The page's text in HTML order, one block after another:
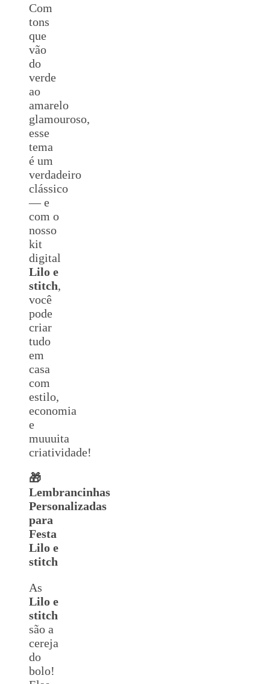
Com
tons
que
vão
do
verde
ao
amarelo
glamouroso,
esse
tema
é um
verdadeiro
clássico
— e
com o
nosso
kit
digital
Lilo e
stitch,
você
pode
criar
tudo
em
casa
com
estilo,
economia
e
muuuita
criatividade!
🎁
Lembrancinhas
Personalizadas
para
Festa
Lilo e
stitch
As
Lilo e
stitch
são a
cereja
do
bolo!